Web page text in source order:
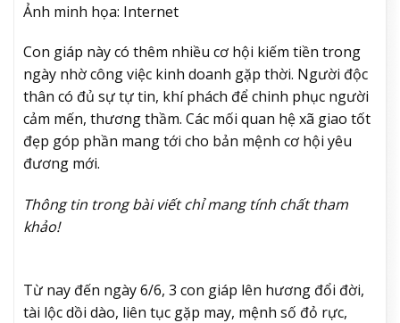
Ảnh minh họa: Internet
Con giáp này có thêm nhiều cơ hội kiếm tiền trong
ngày nhờ công việc kinh doanh gặp thời. Người độc
thân có đủ sự tự tin, khí phách để chinh phục người
cảm mến, thương thầm. Các mối quan hệ xã giao tốt
đẹp góp phần mang tới cho bản mệnh cơ hội yêu
đương mới.
Thông tin trong bài viết chỉ mang tính chất tham
khảo!
Từ nay đến ngày 6/6, 3 con giáp lên hương đổi đời,
tài lộc dồi dào, liên tục gặp may, mệnh số đỏ rực,